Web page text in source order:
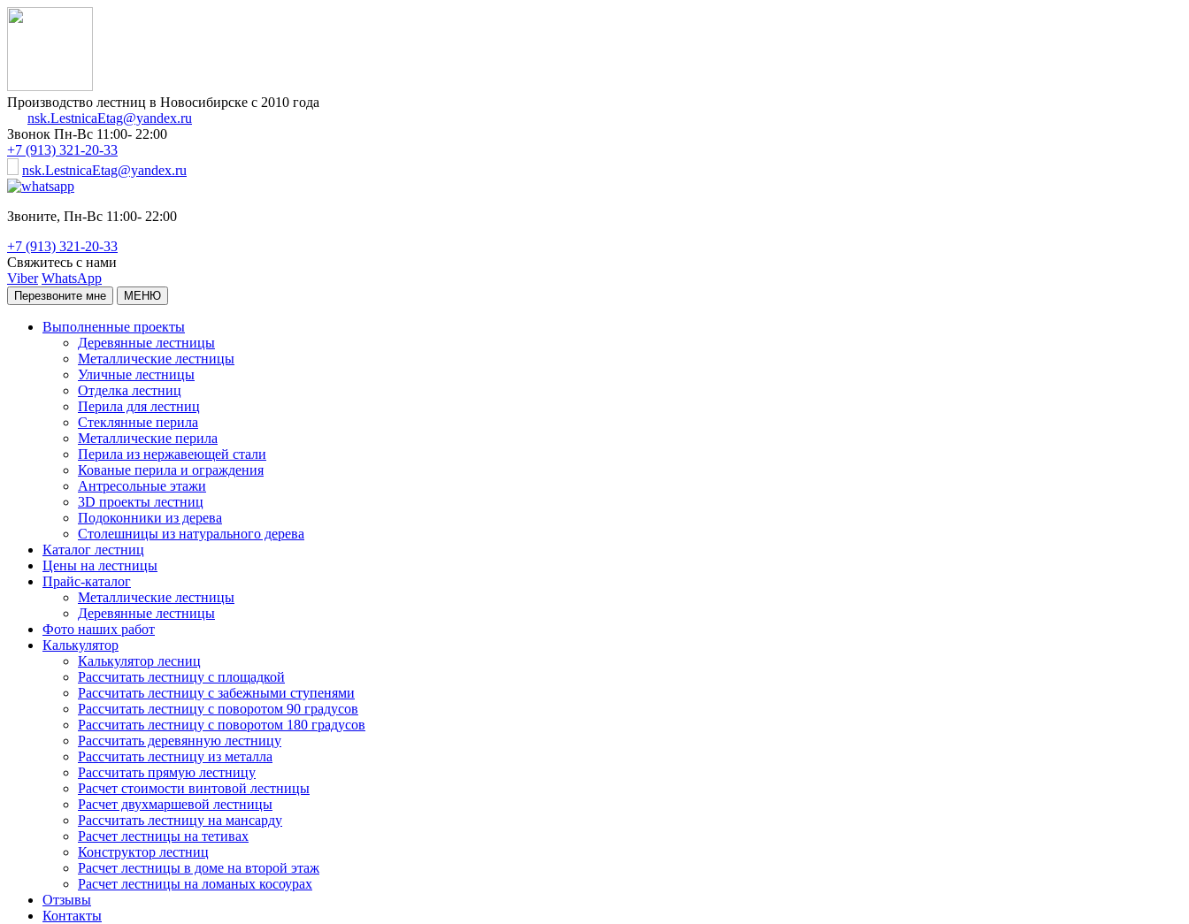
Производство лестниц в Новосибирске с 2010 года
nsk.LestnicaEtag@yandex.ru
Звонок Пн-Вс 11:00- 22:00
+7 (913) 321-20-33
nsk.LestnicaEtag@yandex.ru
Звоните, Пн-Вс 11:00- 22:00
+7 (913) 321-20-33
Свяжитесь с нами
Viber WhatsApp
Перезвоните мне МЕНЮ
Выполненные проекты
Деревянные лестницы
Металлические лестницы
Уличные лестницы
Отделка лестниц
Перила для лестниц
Стеклянные перила
Металлические перила
Перила из нержавеющей стали
Кованые перила и ограждения
Антресольные этажи
3D проекты лестниц
Подоконники из дерева
Столешницы из натурального дерева
Каталог лестниц
Цены на лестницы
Прайс-каталог
Металлические лестницы
Деревянные лестницы
Фото наших работ
Калькулятор
Калькулятор лесниц
Рассчитать лестницу с площадкой
Рассчитать лестницу с забежными ступенями
Рассчитать лестницу с поворотом 90 градусов
Рассчитать лестницу с поворотом 180 градусов
Рассчитать деревянную лестницу
Рассчитать лестницу из металла
Рассчитать прямую лестницу
Расчет стоимости винтовой лестницы
Расчет двухмаршевой лестницы
Рассчитать лестницу на мансарду
Расчет лестницы на тетивах
Конструктор лестниц
Расчет лестницы в доме на второй этаж
Расчет лестницы на ломаных косоурах
Отзывы
Контакты